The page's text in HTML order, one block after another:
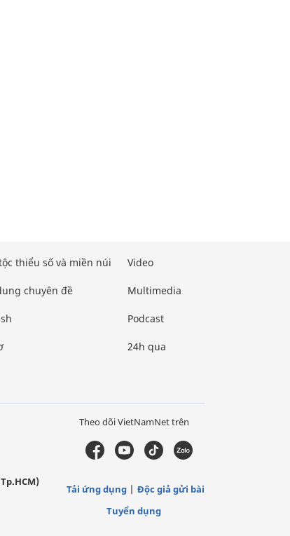
thiểu số và miền núi
chuyên đề
Video
Multimedia
Podcast
24h qua
Theo dõi VietNamNet trên
Tải ứng dụng
Độc giả gửi bài
Tuyển dụng